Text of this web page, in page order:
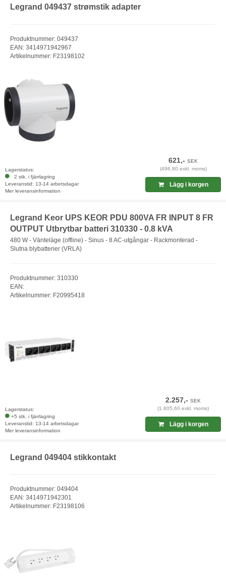
Legrand 049437 strømstik adapter
Produktnummer: 049437
EAN: 3414971942967
Artikelnummer: F23198102
Lagerstatus:
2 stk. i fjärrlagring
Leveranstid: 13-14 arbetsdagar
Mer leveransinformation
621,-SEK
(496,80 exkl. moms)
Lägg i korgen
Legrand Keor UPS KEOR PDU 800VA FR INPUT 8 FR
OUTPUT Utbrytbar batteri 310330 - 0.8 kVA
480 W - Vänteläge (offline) - Sinus - 8 AC-utgångar - Rackmonterad -
Slutna blybatterier (VRLA)
Produktnummer: 310330
EAN:
Artikelnummer: F20995418
Lagerstatus:
+5 stk. i fjärrlagring
Leveranstid: 13-14 arbetsdagar
Mer leveransinformation
2.257,-SEK
(1.805,60 exkl. moms)
Lägg i korgen
Legrand 049404 stikkontakt
Produktnummer: 049404
EAN: 3414971942301
Artikelnummer: F23198106